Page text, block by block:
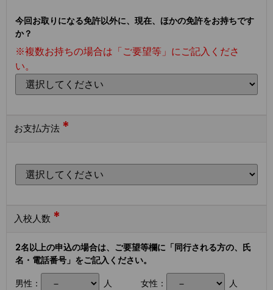
今回お取りになる免許以外に、現在、ほかの免許をお持ちです
か？
※複数お持ちの場合は「ご要望等」にご記入くださ
い。
お支払方法 *
入校人数 *
2名以上の申込の場合は、ご要望等欄に「同行される方の、氏
名・電話番号」をご記入ください。
男性：
人 女性： 人